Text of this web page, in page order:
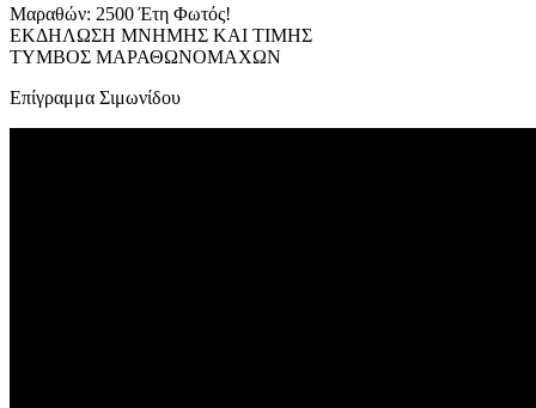
Μαραθών: 2500 Έτη Φωτός!
ΕΚΔΗΛΩΣΗ ΜΝΗΜΗΣ ΚΑΙ ΤΙΜΗΣ
ΤΥΜΒΟΣ ΜΑΡΑΘΩΝΟΜΑΧΩΝ
Επίγραμμα Σιμωνίδου